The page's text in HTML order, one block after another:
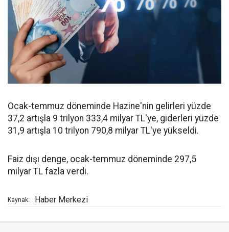
Ocak-temmuz döneminde Hazine'nin gelirleri yüzde
37,2 artışla 9 trilyon 333,4 milyar TL'ye, giderleri yüzde
31,9 artışla 10 trilyon 790,8 milyar TL'ye yükseldi.
Faiz dışı denge, ocak-temmuz döneminde 297,5
milyar TL fazla verdi.
Kaynak: Haber Merkezi